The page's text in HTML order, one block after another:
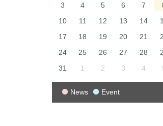
3
4 5 6 7
10
11 12 13 14
17
18 19 20 21
24
25 26 27 28
31
1 2 3 4
News Event